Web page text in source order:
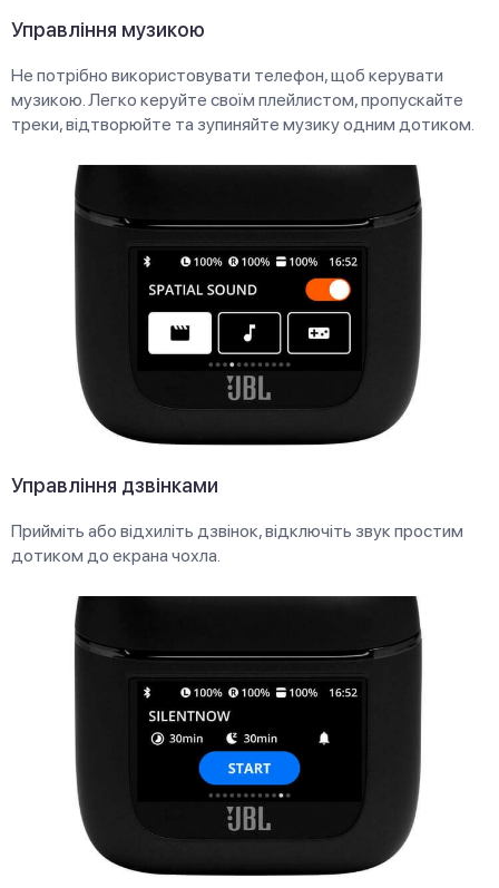
Управління музикою
Не потрібно використовувати телефон, щоб керувати
музикою. Легко керуйте своїм плейлистом, пропускайте
треки, відтворюйте та зупиняйте музику одним дотиком.
Управління дзвінками
Прийміть або відхиліть дзвінок, відключіть звук простим
дотиком до екрана чохла.